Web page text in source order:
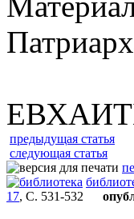
предыдущая статья
следующая статья
17, С. 531-532